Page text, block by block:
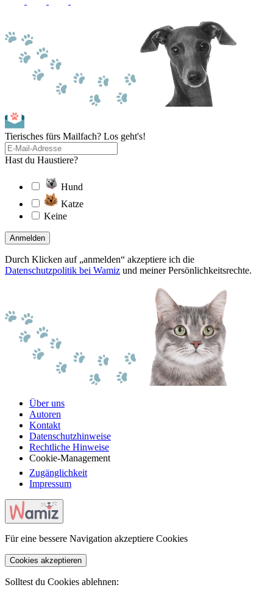
Tierisches fürs Mailfach? Los geht's!
Hast du Haustiere?
Hund
Katze
Keine
Anmelden
Durch Klicken auf „anmelden“ akzeptiere ich die
Datenschutzpolitik bei Wamiz und meiner Persönlichkeitsrechte.
Über uns
Autoren
Kontakt
Datenschutzhinweise
Rechtliche Hinweise
Cookie-Management
Zugänglichkeit
Impressum
Für eine bessere Navigation akzeptiere Cookies
Cookies akzeptieren
Solltest du Cookies ablehnen: